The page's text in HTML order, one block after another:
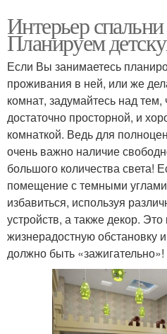
Интерьер
Планируем
Если Вы занимаетесь
проживания в ней, или же
комнат, задумайтесь над
достаточно просторной, и
комнаткой. Ведь для
очень важно наличие
большого количества света!
помещение с темными
избавиться, используя
устройств, а также декор.
жизнерадостную обстановку
должно быть «зажигательно»!